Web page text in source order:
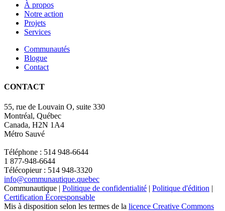
À propos
Notre action
Projets
Services
Communautés
Blogue
Contact
CONTACT
55, rue de Louvain O, suite 330
Montréal, Québec
Canada, H2N 1A4
Métro Sauvé
Téléphone : 514 948-6644
1 877-948-6644
Télécopieur : 514 948-3320
info@communautique.quebec
Communautique | Politique de confidentialité | Politique d'édition |
Certification Écoresponsable
Mis à disposition selon les termes de la licence Creative Commons